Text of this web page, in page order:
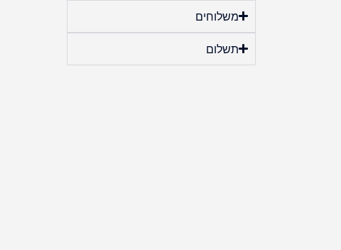
משלוחים
תשלום